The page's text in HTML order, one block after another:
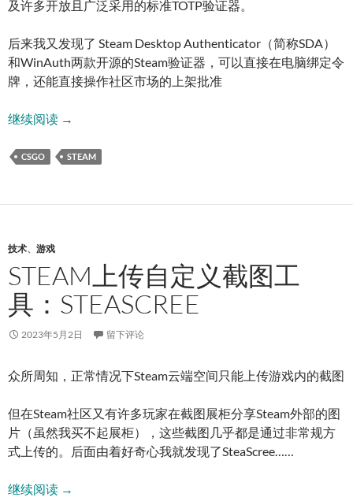
及许多开放且广泛采用的标准TOTP验证器。
后来我又发现了 Steam Desktop Authenticator（简称SDA）
和WinAuth两款开源的Steam验证器，可以直接在电脑绑定令
牌，还能直接操作社区市场的上架批准
继续阅读在电脑绑定Steam令牌验证：SDA与WinAuth
→
CSGO STEAM
技术、 游戏
STEAM上传自定义截图工
具：STEASCREE
2023年5月2日 留下评论
众所周知，正常情况下Steam云端空间只能上传游戏内的截图
但在Steam社区又有许多玩家在截图展柜分享Steam外部的图
片（虽然我买不起展柜），这些截图几乎都是通过非常规方
式上传的。后面由着好奇心我就发现了SteaScree……
继续阅读Steam上传自定义截图工具：SteaScree
→